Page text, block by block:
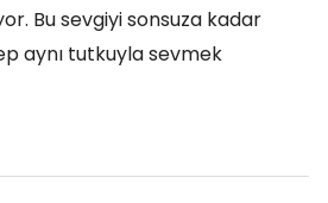
Bu sevgiyi sonsuza kadar
aynı tutkuyla sevmek